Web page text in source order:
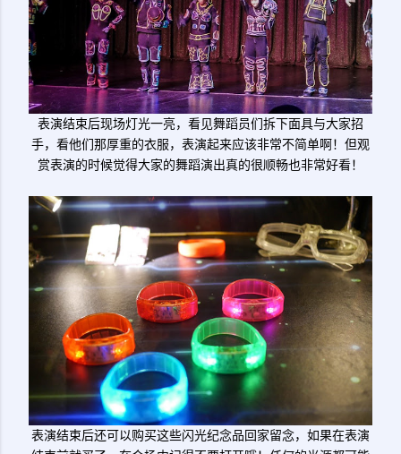
表演结束后现场灯光一亮，看见舞蹈员们拆下面具与大家招
手，看他们那厚重的衣服，表演起来应该非常不简单啊！但观
赏表演的时候觉得大家的舞蹈演出真的很顺畅也非常好看！
表演结束后还可以购买这些闪光纪念品回家留念，如果在表演